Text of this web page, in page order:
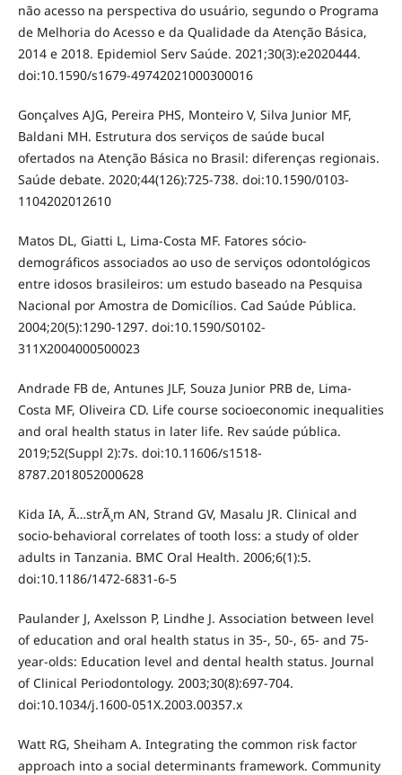
não acesso na perspectiva do usuário, segundo o Programa
de Melhoria do Acesso e da Qualidade da Atenção Básica,
2014 e 2018. Epidemiol Serv Saúde. 2021;30(3):e2020444.
doi:10.1590/s1679-49742021000300016
Gonçalves AJG, Pereira PHS, Monteiro V, Silva Junior MF,
Baldani MH. Estrutura dos serviços de saúde bucal
ofertados na Atenção Básica no Brasil: diferenças regionais.
Saúde debate. 2020;44(126):725-738. doi:10.1590/0103-
1104202012610
Matos DL, Giatti L, Lima-Costa MF. Fatores sócio-
demográficos associados ao uso de serviços odontológicos
entre idosos brasileiros: um estudo baseado na Pesquisa
Nacional por Amostra de Domicílios. Cad Saúde Pública.
2004;20(5):1290-1297. doi:10.1590/S0102-
311X2004000500023
Andrade FB de, Antunes JLF, Souza Junior PRB de, Lima-
Costa MF, Oliveira CD. Life course socioeconomic inequalities
and oral health status in later life. Rev saúde pública.
2019;52(Suppl 2):7s. doi:10.11606/s1518-
8787.2018052000628
Kida IA, Ã…strÃ¸m AN, Strand GV, Masalu JR. Clinical and
socio-behavioral correlates of tooth loss: a study of older
adults in Tanzania. BMC Oral Health. 2006;6(1):5.
doi:10.1186/1472-6831-6-5
Paulander J, Axelsson P, Lindhe J. Association between level
of education and oral health status in 35-, 50-, 65- and 75-
year-olds: Education level and dental health status. Journal
of Clinical Periodontology. 2003;30(8):697-704.
doi:10.1034/j.1600-051X.2003.00357.x
Watt RG, Sheiham A. Integrating the common risk factor
approach into a social determinants framework. Community